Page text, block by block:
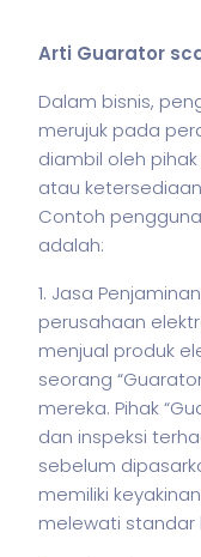
Arti Guarator
Dalam bisnis,
merujuk pada
diambil oleh
atau
Contoh
adalah:
1. Jasa
perusahaan
menjual produk
seorang
mereka. Pihak
dan inspeksi
sebelum
memiliki
melewati standar